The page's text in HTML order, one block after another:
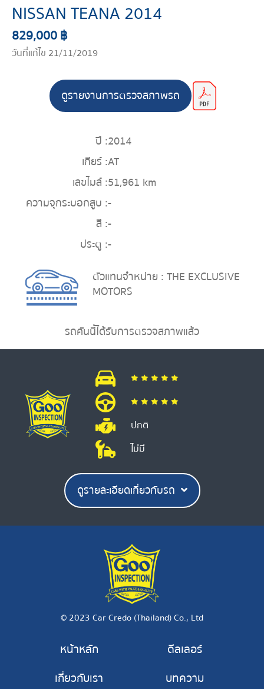
NISSAN TEANA 2014
829,000 ฿
วันที่แก้ไข 21/11/2019
ดูรายงานการตรวจสภาพรถ
ปี :2014
เกียร์ :AT
เลขไมล์ :51,961 km
ความจุกระบอกสูบ :-
สี :-
ประตู :-
ตัวแทนจำหน่าย : THE EXCLUSIVE
MOTORS
รถคันนี้ได้รับการตรวจสภาพแล้ว
ปกติ
ไม่มี
ดูรายละเอียดเกี่ยวกับรถ
© 2023 Car Credo (Thailand) Co., Ltd
หน้าหลัก
เกี่ยวกับเรา
ดีลเลอร์
บทความ